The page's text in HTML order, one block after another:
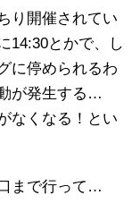
り開催されてい
14:30とかで、し
に停められるわ
が発生する…
なくなる！とい
まで行って…